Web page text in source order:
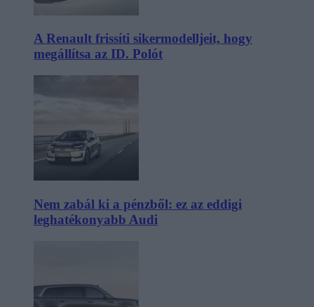
A Renault frissíti sikermodelljeit, hogy
megállítsa az ID. Polót
Nem zabál ki a pénzből: ez az eddigi
leghatékonyabb Audi